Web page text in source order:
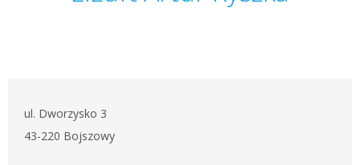
ul. Dworzysko 3
43-220 Bojszowy